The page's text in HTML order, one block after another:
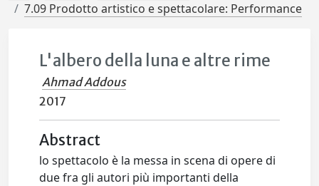
7.09 Prodotto artistico e spettacolare: Performance
L'albero della luna e altre rime
Ahmad Addous
2017
Abstract
lo spettacolo è la messa in scena di opere di
due fra gli autori più importanti della